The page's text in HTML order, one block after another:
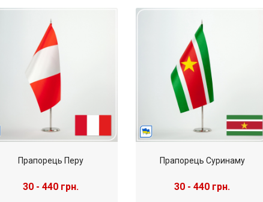
Прапорець Перу
30 - 440 грн.
Прапорець Суринаму
30 - 440 грн.